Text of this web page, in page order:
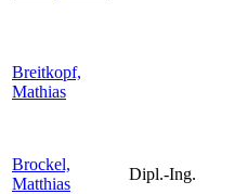
Breitkopf,
Mathias
Brockel,
Matthias
Dipl.-Ing.